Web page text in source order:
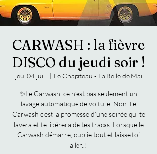
CARWASH : la fièvre
DISCO du jeudi soir !
jeu. 04 juil.
  |
Le Chapiteau - La Belle de Mai
✨Le Carwash, ce n’est pas seulement un
lavage automatique de voiture. Non. Le
Carwash c’est la promesse d’une soirée qui te
lavera et te libérera de tes tracas. Lorsque le
Carwash démarre, oublie tout et laisse toi
aller..!